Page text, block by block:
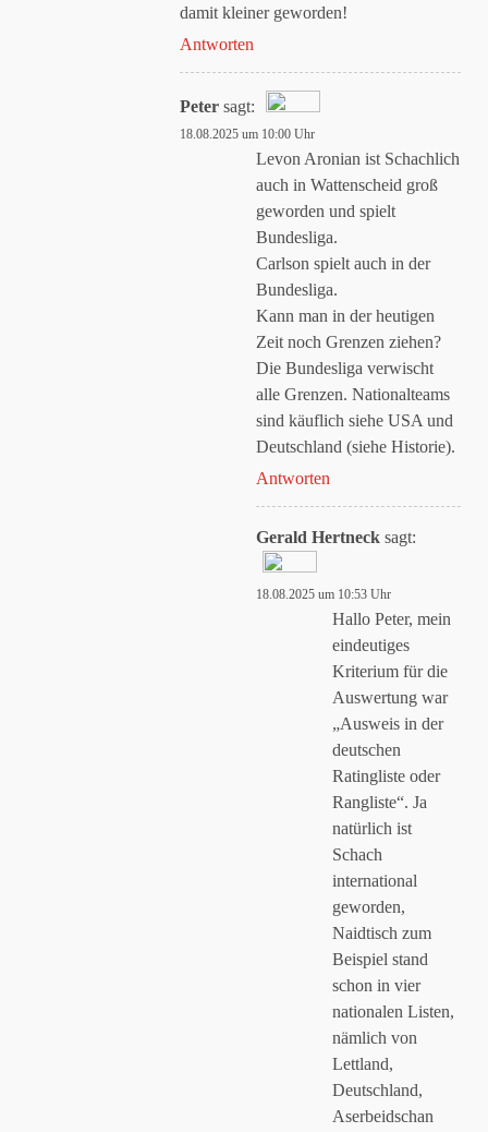
damit kleiner geworden!
Antworten
Peter sagt:
Das „Echte-Person“-Abzeichen!
Anti-Spam von CleanTalk
18.08.2025 um 10:00 Uhr
Levon Aronian ist Schachlich
auch in Wattenscheid groß
geworden und spielt
Bundesliga.
Carlson spielt auch in der
Bundesliga.
Kann man in der heutigen
Zeit noch Grenzen ziehen?
Die Bundesliga verwischt
alle Grenzen. Nationalteams
sind käuflich siehe USA und
Deutschland (siehe Historie).
Antworten
Gerald Hertneck sagt:
Das „Echte-Person“-
Abzeichen!
Anti-Spam von CleanTalk
18.08.2025 um 10:53 Uhr
Hallo Peter, mein
eindeutiges
Kriterium für die
Auswertung war
„Ausweis in der
deutschen
Ratingliste oder
Rangliste“. Ja
natürlich ist
Schach
international
geworden,
Naidtisch zum
Beispiel stand
schon in vier
nationalen Listen,
nämlich von
Lettland,
Deutschland,
Aserbeidschan